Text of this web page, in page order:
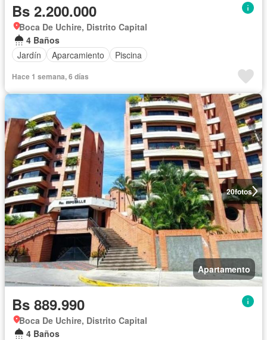
Bs 2.200.000
Boca De Uchire, Distrito Capital
4 Baños
Jardín
Aparcamiento Piscina
Hace 1 semana, 6 días
20fotos
Apartamento
Bs 889.990
Boca De Uchire, Distrito Capital
4 Baños